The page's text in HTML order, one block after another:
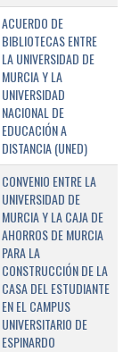
ACUERDO DE
BIBLIOTECAS ENTRE
LA UNIVERSIDAD DE
MURCIA Y LA
UNIVERSIDAD
NACIONAL DE
EDUCACIÓN A
DISTANCIA (UNED)
CONVENIO ENTRE LA
UNIVERSIDAD DE
MURCIA Y LA CAJA DE
AHORROS DE MURCIA
PARA LA
CONSTRUCCIÓN DE LA
CASA DEL ESTUDIANTE
EN EL CAMPUS
UNIVERSITARIO DE
ESPINARDO